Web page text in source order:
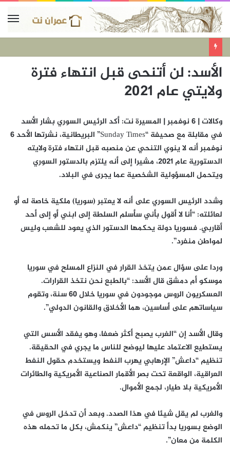
الأسد: لن أتنحى قبل انتهاء فترة
ولايتي عام 2021
وكالات | 6 نوفمبر | المسيرة نت: أكد الرئيس السوري بشار الأسد
في مقابلة مع صحيفة “Sunday Times” البريطانية، نشرتها الأحد 6
نوفمبر أنه لا ينوي التنحي عن منصبه قبل انتهاء فترة ولايته
الدستورية عام 2021، مشيرا إلى أنه يلتزم بالدستور السوري
ويتحمل المسؤولية الشخصية عما يجرى في البلاد.
وشدد الرئيس السوري على أنه لا يعتبر (سوريا) ملكية خاصة له أو
لعائلته: “أنا لا أقول بأني سأسلم السلطة إلى ابني أو إلى أحد
أقاربي. فسوريا دولة يحكمها الدستور الذي يعود للشعب وليس
لمواطن منفرد”.
وردا على سؤال عمن يتخذ القرار في النزاع المسلح في سوريا
موسكو أم دمشق قال الأسد: “بالطبع نحن نتخذ القرارات.
العسكريون الروس موجودون في سوريا خلال 60 سنة، وتقوم
سياساتهم على أساسين، هما الأخلاق والقانون الدولي”.
وقال الأسد إن “الغرب يصبح أكثر ضعفا، وهو يفقد الأسس التي
يستطيع الاعتماد عليها ليوضح للناس ما يجري في الحقيقة.
تنظيم “داعش” الإرهابي يهرب النفط ويستخدم حقول النفط
العراقية، الواقعة تحت بصر الأقمار الصناعية الأمريكية والطائرات
الأمريكية بلا طيار، لجمع الأموال.
والغرب لم يقل شيئا في هذا الصدد. وبعد أن تدخل الروس في
الوضع بسوريا بدأ تنظيم “داعش” ينكمش، بكل ما تحمله هذه
الكلمة من معان”.